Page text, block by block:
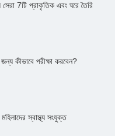
সেরা 7টি প্রাকৃতিক এবং ঘরে তৈরি
কীভাবে পরীক্ষা করবেন?
স্বাস্থ্য সংযুক্ত